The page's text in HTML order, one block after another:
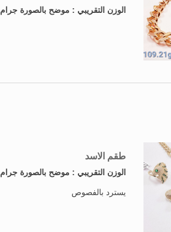
الوزن التقريبي : موضح بالصورة جرام
طقم الاسد
الوزن التقريبي : موضح بالصورة جرام
يسترد بالفصوص